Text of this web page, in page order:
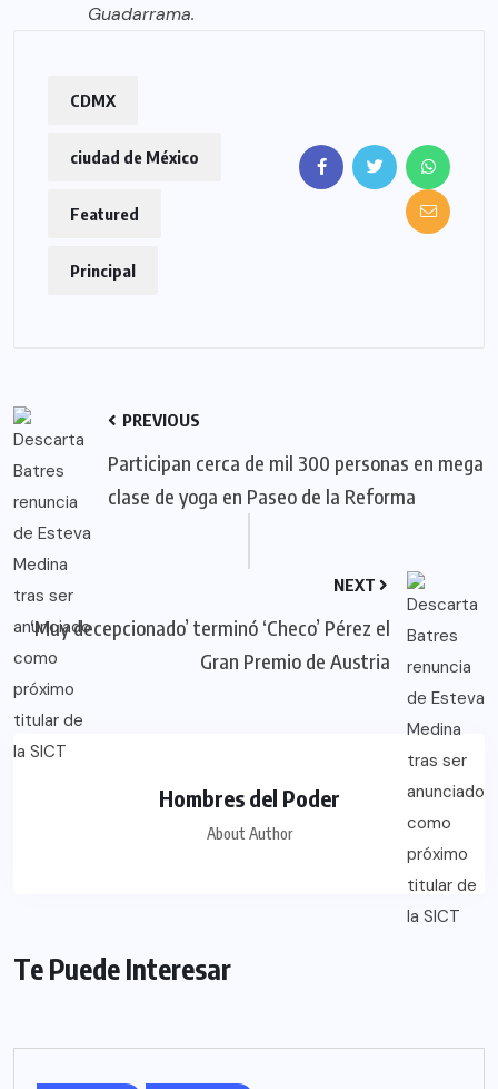
Guadarrama.
CDMX
ciudad de México
Featured
Principal
PREVIOUS
Participan cerca de mil 300 personas en mega
clase de yoga en Paseo de la Reforma
NEXT
‘Muy decepcionado’ terminó ‘Checo’ Pérez el
Gran Premio de Austria
Hombres del Poder
About Author
Te Puede Interesar